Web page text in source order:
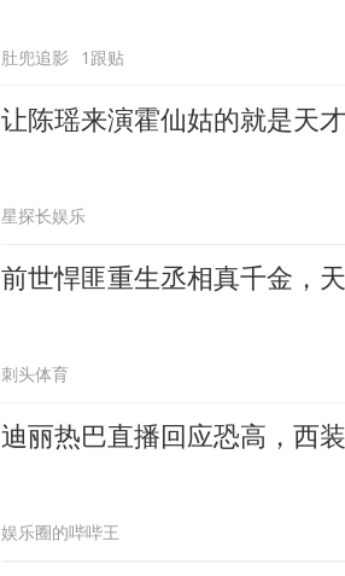
肚兜追影 1跟贴
让陈瑶来演霍仙姑的就是天才
星探长娱乐
前世悍匪重生丞相真千金，
刺头体育
迪丽热巴直播回应恐高，西
娱乐圈的哔哔王